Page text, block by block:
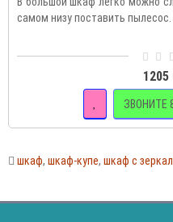
самом низу поставить пылесос.
ЗВОНИТЕ
шкаф, шкаф-купе, шкаф с